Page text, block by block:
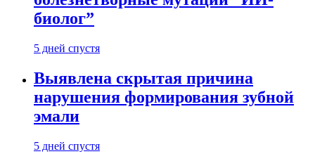
биолог”
5 дней спустя
Выявлена скрытая причина
нарушения формирования зубной
эмали
5 дней спустя